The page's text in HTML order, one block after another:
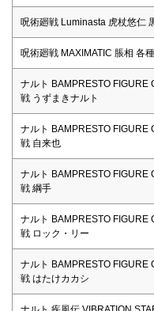
呪術廻戦 Luminasta 虎杖悠仁
呪術廻戦 MAXIMATIC 脹相 各種
ナルト BAMPRESTO FIGURE
戦 うずまきナルト
ナルト BAMPRESTO FIGURE
戦 自来也
ナルト BAMPRESTO FIGURE
戦 綱手
ナルト BAMPRESTO FIGURE
戦 ロック・リー
ナルト BAMPRESTO FIGURE
戦 はたけカカシ